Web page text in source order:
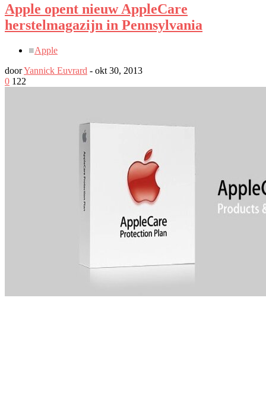
Apple opent nieuw AppleCare
herstelmagazijn in Pennsylvania
■Apple
doorYannick Euvrard - okt 30, 2013
0 122